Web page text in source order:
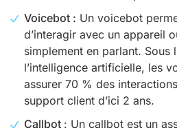
Voicebot : Un voicebot
d’interagir avec un appareil
simplement en parlant. Sous
l’intelligence artificielle, les
assurer 70 % des
support client d’ici 2 ans.
Callbot : Un callbot est un